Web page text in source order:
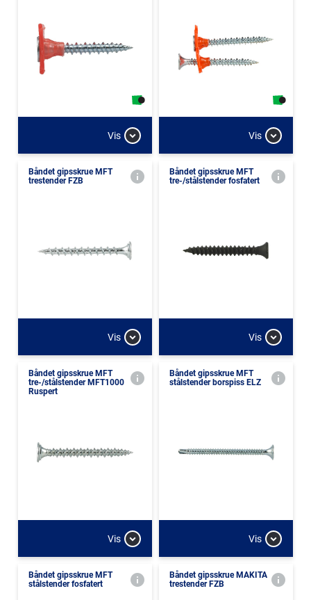
Vis Vis
Båndet gipsskrue MFT
trestender FZB
Vis
Båndet gipsskrue MFT
tre-/stålstender fosfatert
Vis
Båndet gipsskrue MFT
tre-/stålstender MFT1000
Ruspert
Vis
Båndet gipsskrue MFT
stålstender borspiss ELZ
Vis
Båndet gipsskrue MFT
stålstender fosfatert
Båndet gipsskrue MAKITA
trestender FZB